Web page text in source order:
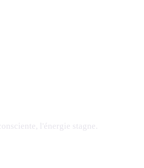
l'énergie stagne.